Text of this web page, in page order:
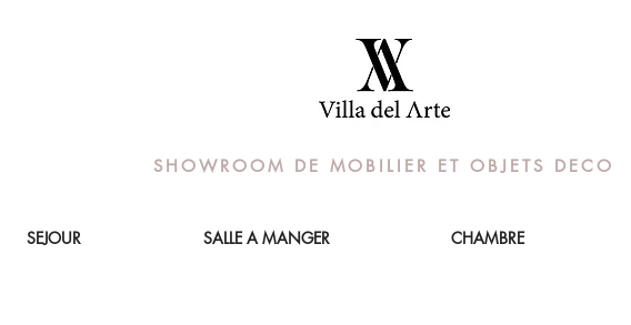
SHOWROOM DE MOBILIER ET OBJETS DECO
SEJOUR SALLE A MANGER CHAMBRE